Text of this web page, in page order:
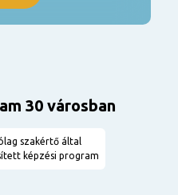
30 városban
szakértő által
képzési program